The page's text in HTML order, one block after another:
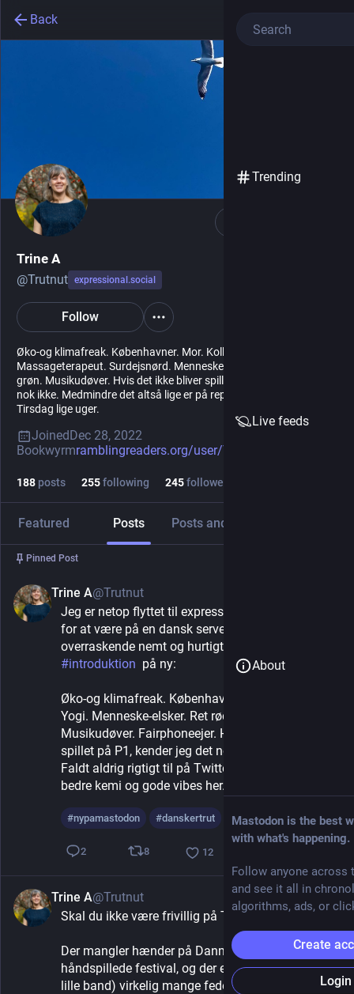
Back
Trine A
@Trutnut expressional.social
Follow
Øko-og klimafreak. Københavner. Mor. Kollektivist. Yogi.
Massageterapeut. Surdejsnørd. Menneske-elsker. Ret rød. Ret
grøn. Musikudøver. Hvis det ikke bliver spillet på P1, kender jeg det
nok ikke. Medmindre det altså lige er på repertoiret i mit folk-band
Tirsdag lige uger.
Joined Dec 28, 2022
Bookwyrmramblingreaders.org/user/Trutn
188 posts 255following 245followers
Featured Posts Posts and replies
Pinned Post
Trine A@Trutnut
Jeg er netop flyttet til expressional.social, primært
for at være på en dansk server. Det var
#introduktion
  på ny:
Øko-og klimafreak. Københavner. Mor. Kollektivist.
Yogi. Menneske-elsker. Ret rød. Ret grøn.
Musikudøver. Fairphoneejer. Hvis det ikke bliver
spillet på P1, kender jeg det nok ikke.
Faldt aldrig rigtigt til på Twitter, så high hopes for
bedre kemi og gode vibes her.
#nypamastodon #danskertrut
2 8 12
2d
Trine A@Trutnut
Skal du ikke være frivillig på Tønder Festival?
Der mangler hænder på Danmarks mest
håndspillede festival, og der er (ud over mit eget
lille band) virkelig mange fede folk- og americana
Trending
Live feeds
About
Mastodon is the best
with what's happening.
Follow anyone across
and see it all in
algorithms, ads, or
Create
Login